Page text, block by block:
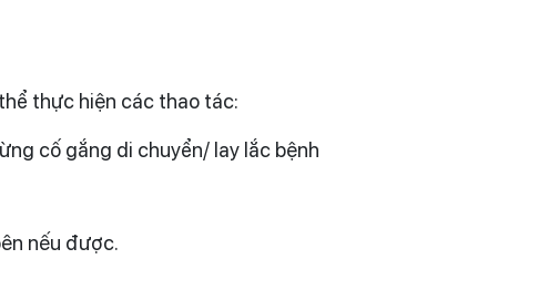
thực hiện các thao tác:
cố gắng di chuyển/ lay lắc bệnh
nếu được.